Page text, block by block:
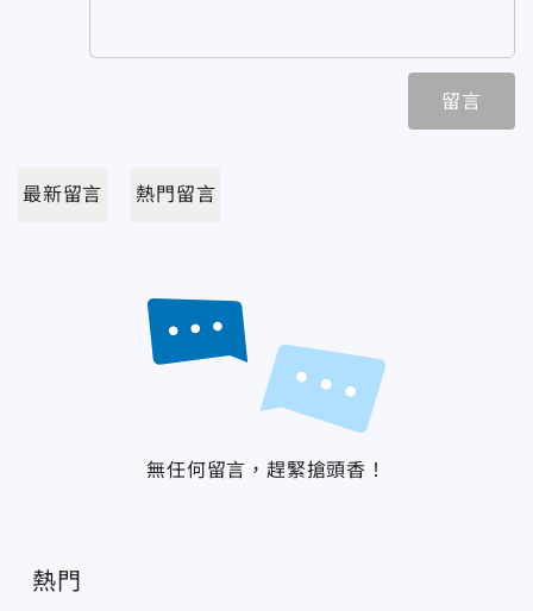
留言
最新留言 熱門留言
無任何留言，趕緊搶頭香！
熱門